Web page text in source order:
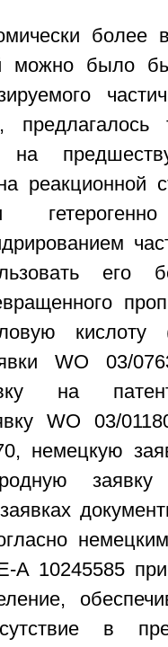
более
можно было
на
реакционной
его
кислоту
WO 03/
на
WO 03/
немецкую
A 10245585
в